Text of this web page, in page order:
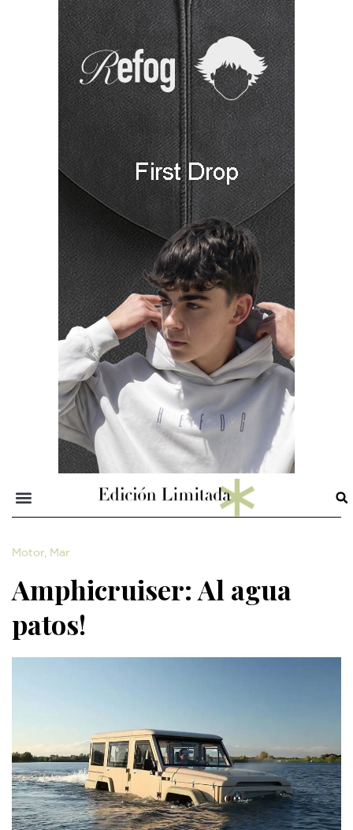
Motor, Mar
Amphicruiser: Al agua
patos!